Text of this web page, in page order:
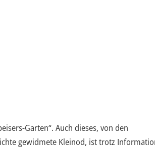
Garten“. Auch dieses, von den
gewidmete Kleinod, ist trotz